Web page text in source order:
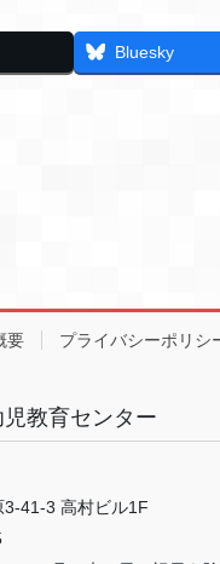
Bluesky
要 プライバシーポリシ
教育センター
41-3 高村ビル1F